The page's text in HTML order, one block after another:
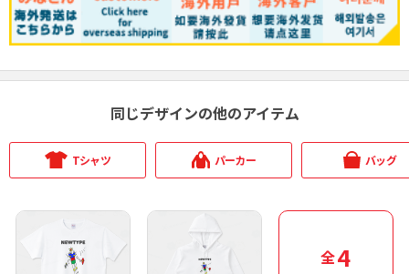
同じデザインの他のアイテム
Tシャツ パーカー バッグ
全4